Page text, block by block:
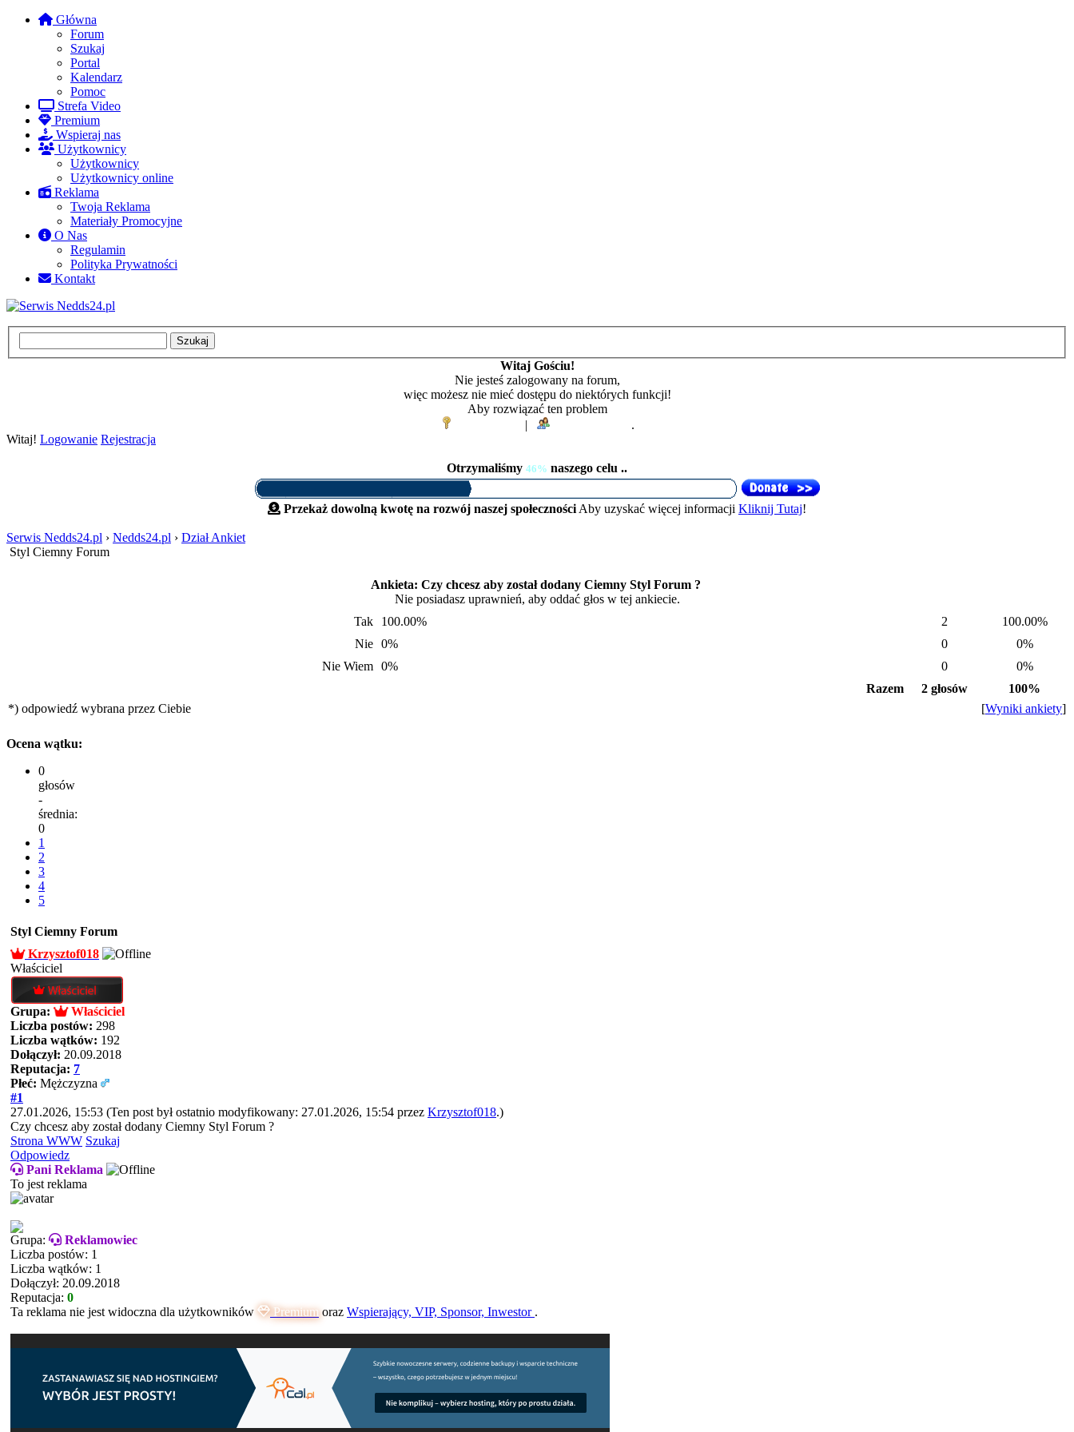
Główna
Forum
Szukaj
Portal
Kalendarz
Pomoc
Strefa Video
Premium
Wspieraj nas
Użytkownicy
Użytkownicy
Użytkownicy online
Reklama
Twoja Reklama
Materiały Promocyjne
O Nas
Regulamin
Polityka Prywatności
Kontakt
Witaj Gościu!
Nie jesteś zalogowany na forum,
więc możesz nie mieć dostępu do niektórych funkcji!
Aby rozwiązać ten problem
|
.
Witaj! Logowanie Rejestracja
Otrzymaliśmy 46% naszego celu ..
Przekaż dowolną kwotę na rozwój naszej społeczności Aby uzyskać więcej informacji Kliknij Tutaj!
Serwis Nedds24.pl › Nedds24.pl › Dział Ankiet
Styl Ciemny Forum
Ankieta: Czy chcesz aby został dodany Ciemny Styl Forum ?
Nie posiadasz uprawnień, aby oddać głos w tej ankiecie.
Tak
100.00% 2
100.00%
Nie 0% 0
0%
Nie Wiem 0% 0
0%
Razem
2 głosów
100%
*) odpowiedź wybrana przez Ciebie
[Wyniki ankiety]
Ocena wątku:
0
głosów
-
średnia:
0
1
2
3
4
5
Styl Ciemny Forum
Krzysztof018
Właściciel
Grupa:
Właściciel
Liczba postów: 298
Liczba wątków: 192
Dołączył: 20.09.2018
Reputacja: 7
Płeć: Mężczyzna
#1
27.01.2026, 15:53 (Ten post był ostatnio modyfikowany: 27.01.2026, 15:54 przez Krzysztof018.)
Czy chcesz aby został dodany Ciemny Styl Forum ?
Strona WWW Szukaj
Odpowiedz
Pani Reklama
To jest reklama
Grupa:
Reklamowiec
Liczba postów: 1
Liczba wątków: 1
Dołączył: 20.09.2018
Reputacja: 0
Ta reklama nie jest widoczna dla użytkowników
Premiumoraz Wspierający, VIP, Sponsor, Inwestor .